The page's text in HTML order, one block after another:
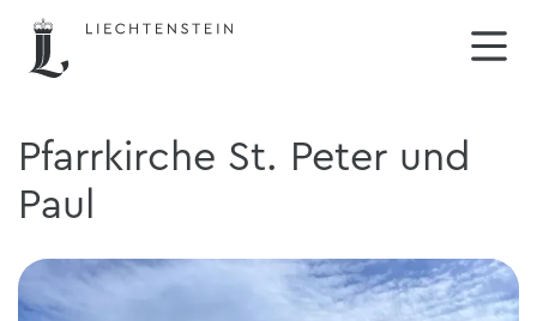
Pfarrkirche St. Peter und
Paul